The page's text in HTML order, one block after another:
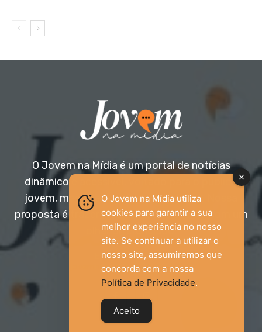
O Jovem na Mídia é um portal de notícias
dinâmico e acessível, voltado para o público
jovem, mas aberto a todas as idades. Nossa
proposta é trazer informação relevante com um
olhar diferenciado.
Entre em contato:
jovemnamidia2017@gmail.com
O Jovem na Mídia utiliza
cookies para garantir a sua
melhor experiência no nosso
site. Se continuar a utilizar o
nosso site, assumiremos que
concorda com a nossa
Política de Privacidade.
Aceito